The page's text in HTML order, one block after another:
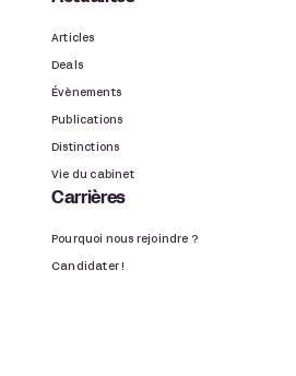
Articles
Deals
Évènements
Publications
Distinctions
Vie du cabinet
Carrières
Pourquoi nous rejoindre ?
Candidater !